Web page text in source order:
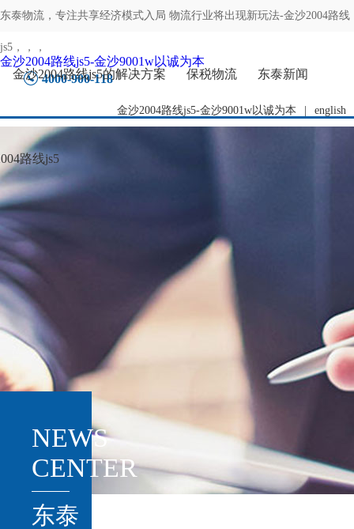
东泰物流，专注共享经济模式入局 物流行业将出现新玩法-金沙2004路线
js5 ，，，
4000-900-118
金沙2004路线js5-金沙9001w以诚为本 english
金沙2004路线js5-金沙9001w以诚为本
金沙2004路线js5的解决方案
保税物流 东泰新闻
路线js5
NEWS
CENTER
东泰